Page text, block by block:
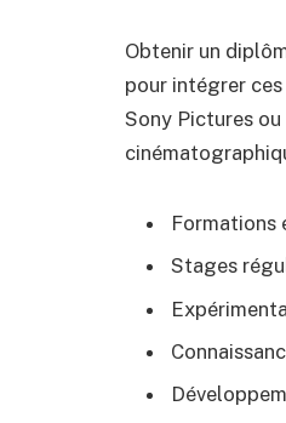
Obtenir un
pour intégrer
Sony Pictures
Formations
Stages